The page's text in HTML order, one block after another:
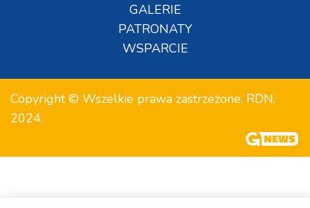
GALERIE
PATRONATY
WSPARCIE
Copyright © Wszelkie prawa zastrzeżone. RDN.
2024.